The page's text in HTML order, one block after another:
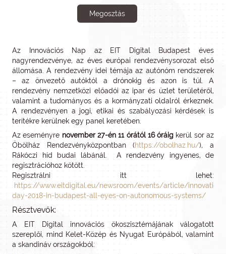
Megosztás
Az Innovációs Nap az EIT Digital Budapest éves
nagyrendezvénye, az éves európai rendezvénysorozat első
állomása. A rendezvény idei témája az autónóm rendszerek
– az önvezető autóktól a drónokig és azon is túl. A
rendezvény nemzetközi előadói az ipar és üzlet területéről,
valamint a tudományos és a kormányzati oldalról érkeznek.
A rendezvényen a jogi, etikai és szabályozási kérdések is
terítékre kerülnek egy panel keretében.
Az eseményre november 27-én 11 órától 16 óráig kerül sor az
Öbölház Rendezvényközpontban (https://obolhaz.hu/), a
Rákóczi híd budai lábánál. A rendezvény ingyenes, de
regisztrációhoz kötött.
Regisztrálni itt lehet:
https://www.eitdigital.eu/newsroom/events/article/innovation-
day-2018-in-budapest-all-eyes-on-autonomous-systems/
Résztvevők:
A EIT Digital innovációs ökoszisztémájának válogatott
szereplői, mind Kelet-Közép és Nyugat Európából, valamint
a skandináv országokból: